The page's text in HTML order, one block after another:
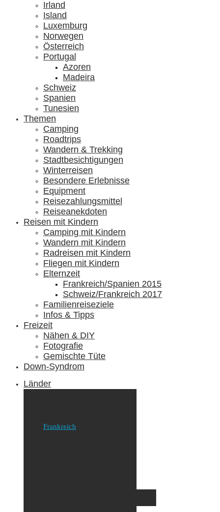
Irland
Island
Luxemburg
Norwegen
Österreich
Portugal
Azoren
Madeira
Schweiz
Spanien
Tunesien
Themen
Camping
Roadtrips
Wandern & Trekking
Stadtbesichtigungen
Winterreisen
Besondere Erlebnisse
Equipment
Reisezahlungsmittel
Reiseanekdoten
Reisen mit Kindern
Camping mit Kindern
Wandern mit Kindern
Radreisen mit Kindern
Fliegen mit Kindern
Elternzeit
Frankreich/Spanien 2015
Schweiz/Frankreich 2017
Familienreiseziele
Infos & Tipps
Freizeit
Nähen & DIY
Fotografie
Gemischte Tüte
Down-Syndrom
Länder
Frankreich